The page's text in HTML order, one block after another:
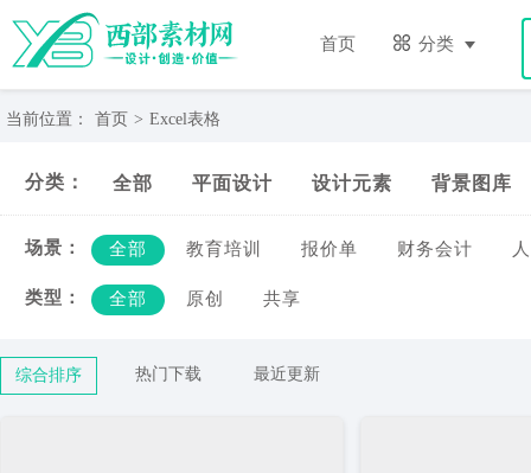
首页 分类
格-
西
部当前位置： 首页 > Excel表格
分类： 全部 平面设计 设计元素 背景图库
场景： 全部 教育培训 报价单 财务会计
类型： 全部 原创 共享
综合排序 热门下载 最近更新